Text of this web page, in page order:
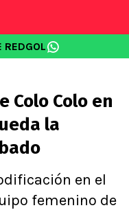
REDGOL
Colo Colo en
la
en el
femenino de